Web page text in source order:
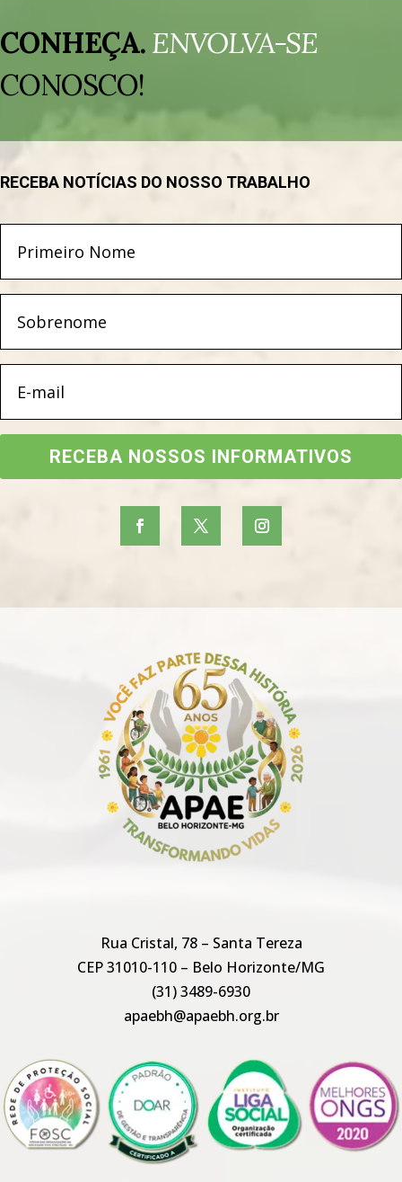
de
vídeo
CONHEÇA.ENVOLVA-SE
CONOSCO!
RECEBA NOTÍCIAS DO NOSSO TRABALHO
RECEBA NOSSOS INFORMATIVOS
Rua Cristal, 78 – Santa Tereza
CEP 31010-110 – Belo Horizonte/MG
(31) 3489-6930
apaebh@apaebh.org.br